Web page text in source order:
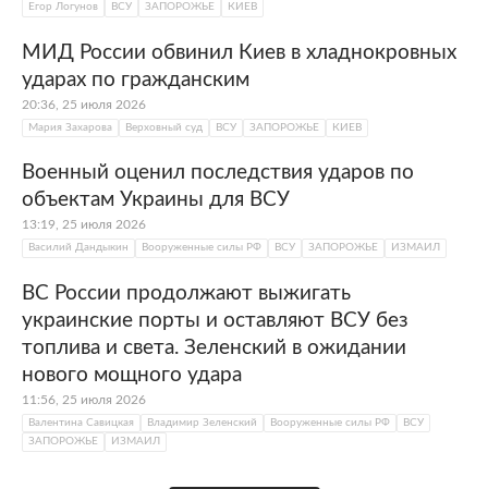
Егор Логунов ВСУ ЗАПОРОЖЬЕ КИЕВ
МИД России обвинил Киев в хладнокровных
ударах по гражданским
20:36, 25 июля 2026
Мария Захарова Верховный суд ВСУ ЗАПОРОЖЬЕ КИЕВ
Военный оценил последствия ударов по
объектам Украины для ВСУ
13:19, 25 июля 2026
Василий Дандыкин Вооруженные силы РФ ВСУ ЗАПОРОЖЬЕ ИЗМАИЛ
ВС России продолжают выжигать
украинские порты и оставляют ВСУ без
топлива и света. Зеленский в ожидании
нового мощного удара
11:56, 25 июля 2026
Валентина Савицкая Владимир Зеленский Вооруженные силы РФ
ВСУ
ЗАПОРОЖЬЕ
ИЗМАИЛ